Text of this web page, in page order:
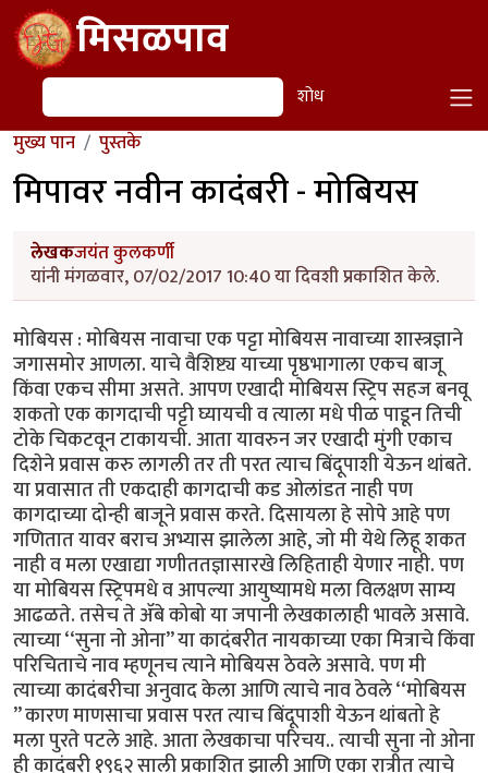
Skip to main contentमिसळपाव
शोध शोध
मुख्य पान पुस्तके
मिपावर नवीन कादंबरी - मोबियस
लेखकजयंत कुलकर्णी
यांनी मंगळवार, 07/02/2017 10:40 या दिवशी प्रकाशित केले.
मोबियस : मोबियस नावाचा एक पट्टा मोबियस नावाच्या शास्त्रज्ञाने
जगासमोर आणला. याचे वैशिष्ट्य याच्या पृष्ठभागाला एकच बाजू
किंवा एकच सीमा असते. आपण एखादी मोबियस स्ट्रिप सहज बनवू
शकतो एक कागदाची पट्टी घ्यायची व त्याला मधे पीळ पाडून तिची
टोके चिकटवून टाकायची. आता यावरुन जर एखादी मुंगी एकाच
दिशेने प्रवास करु लागली तर ती परत त्याच बिंदूपाशी येऊन थांबते.
या प्रवासात ती एकदाही कागदाची कड ओलांडत नाही पण
कागदाच्या दोन्ही बाजूने प्रवास करते. दिसायला हे सोपे आहे पण
गणितात यावर बराच अभ्यास झालेला आहे, जो मी येथे लिहू शकत
नाही व मला एखाद्या गणीततज्ञासारखे लिहिताही येणार नाही. पण
या मोबियस स्ट्रिपमधे व आपल्या आयुष्यामधे मला विलक्षण साम्य
आढळते. तसेच ते ॲबे कोबो या जपानी लेखकालाही भावले असावे.
त्याच्या ‘‘सुना नो ओना’’ या कादंबरीत नायकाच्या एका मित्राचे किंवा
परिचिताचे नाव म्हणूनच त्याने मोबियस ठेवले असावे. पण मी
त्याच्या कादंबरीचा अनुवाद केला आणि त्याचे नाव ठेवले ‘‘मोबियस
’’ कारण माणसाचा प्रवास परत त्याच बिंदूपाशी येऊन थांबतो हे
मला पुरते पटले आहे. आता लेखकाचा परिचय.. त्याची सुना नो ओना
ही कादंबरी १९६२ साली प्रकाशित झाली आणि एका रात्रीत त्याचे